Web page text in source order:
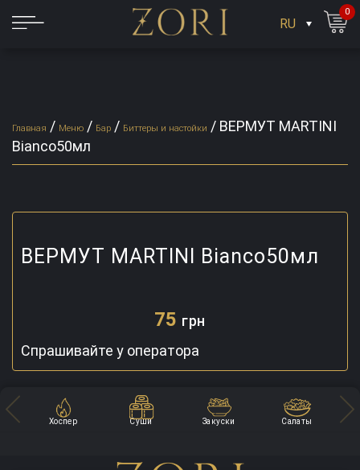
RU
0
Главная / Меню / Бар / Биттеры и настойки / ВЕРМУТ MARTINI
Bianco50мл
ВЕРМУТ MARTINI Bianco50мл
75 грн
Спрашивайте у оператора
Хоспер Суши Закуски Салаты